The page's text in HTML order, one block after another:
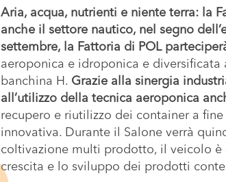
Aria, acqua, nutrienti e niente terra: la
anche il settore nautico, nel segno
settembre, la Fattoria di POL
aeroponica e idroponica e
banchina H. Grazie alla sinergia
all’utilizzo della tecnica aeroponica
recupero e riutilizzo dei container a
innovativa. Durante il Salone verrà
coltivazione multi prodotto, il veicolo
crescita e lo sviluppo dei prodotti